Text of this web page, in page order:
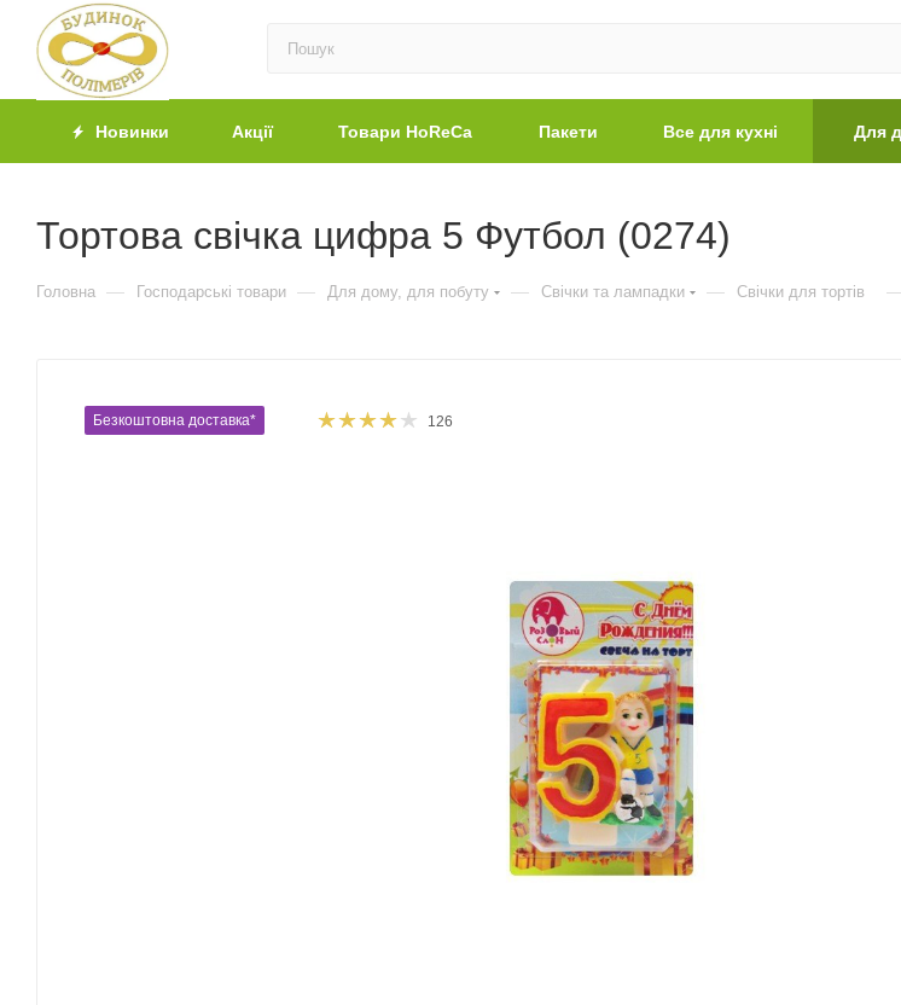
Новинки Акції Товари HoReCa Пакети Все для кухні Для
Тортова свічка цифра 5 Футбол (0274)
Головна — Господарські товари — Для дому, для побуту — Свічки та лампадки — Свічки для тортів
Безкоштовна доставка* 126